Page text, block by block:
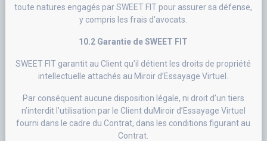
toute natures engagés par SWEET FIT pour assurer sa défense,
y compris les frais d’avocats.
10.2 Garantie de SWEET FIT
SWEET FIT garantit au Client qu’il détient les droits de propriété
intellectuelle attachés au Miroir d’Essayage Virtuel.
Par conséquent aucune disposition légale, ni droit d’un tiers
n’interdit l’utilisation par le Client duMiroir d’Essayage Virtuel
fourni dans le cadre du Contrat, dans les conditions figurant au
Contrat.